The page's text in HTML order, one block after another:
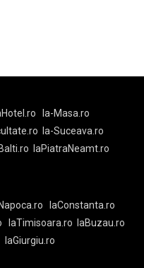
la-Masa.ro
la-Suceava.ro
laPiatraNeamt.ro
laConstanta.ro
laTimisoara.ro
laBuzau.ro
laGiurgiu.ro